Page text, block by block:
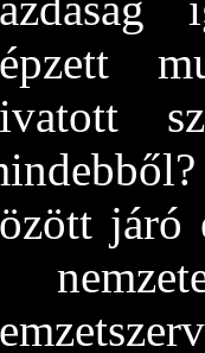
járó